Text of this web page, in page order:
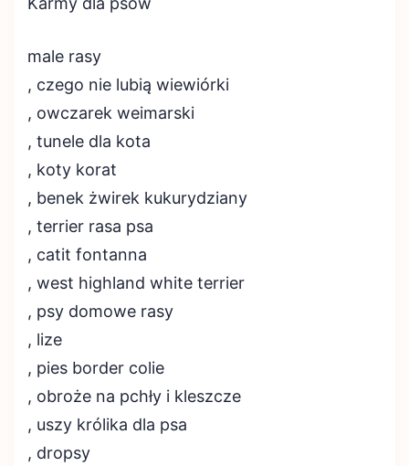
male rasy
, czego nie lubią wiewiórki
, owczarek weimarski
, tunele dla kota
, koty korat
, benek żwirek kukurydziany
, terrier rasa psa
, catit fontanna
, west highland white terrier
, psy domowe rasy
, lize
, pies border colie
, obroże na pchły i kleszcze
, uszy królika dla psa
, dropsy